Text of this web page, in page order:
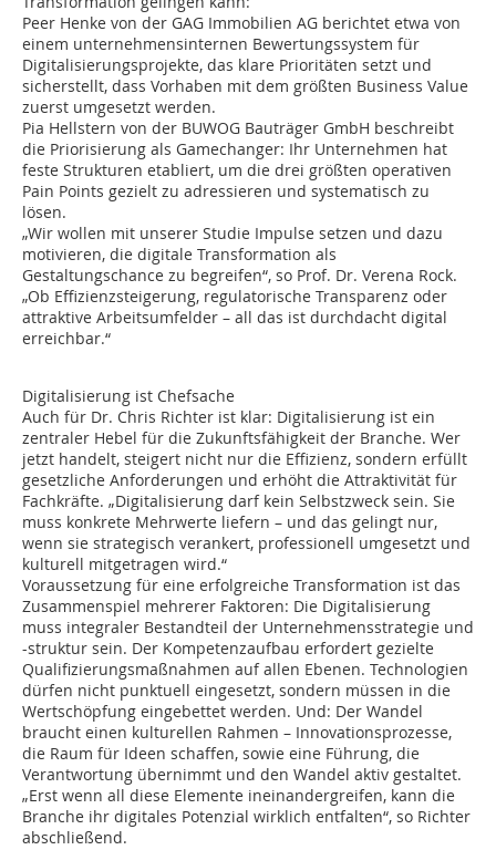
Peer Henke von der GAG Immobilien AG berichtet etwa von
einem unternehmensinternen Bewertungssystem für
Digitalisierungsprojekte, das klare Prioritäten setzt und
sicherstellt, dass Vorhaben mit dem größten Business Value
zuerst umgesetzt werden.
Pia Hellstern von der BUWOG Bauträger GmbH beschreibt
die Priorisierung als Gamechanger: Ihr Unternehmen hat
feste Strukturen etabliert, um die drei größten operativen
Pain Points gezielt zu adressieren und systematisch zu
lösen.
„Wir wollen mit unserer Studie Impulse setzen und dazu
motivieren, die digitale Transformation als
Gestaltungschance zu begreifen“, so Prof. Dr. Verena Rock.
„Ob Effizienzsteigerung, regulatorische Transparenz oder
attraktive Arbeitsumfelder – all das ist durchdacht digital
erreichbar.“
Digitalisierung ist Chefsache
Auch für Dr. Chris Richter ist klar: Digitalisierung ist ein
zentraler Hebel für die Zukunftsfähigkeit der Branche. Wer
jetzt handelt, steigert nicht nur die Effizienz, sondern erfüllt
gesetzliche Anforderungen und erhöht die Attraktivität für
Fachkräfte. „Digitalisierung darf kein Selbstzweck sein. Sie
muss konkrete Mehrwerte liefern – und das gelingt nur,
wenn sie strategisch verankert, professionell umgesetzt und
kulturell mitgetragen wird.“
Voraussetzung für eine erfolgreiche Transformation ist das
Zusammenspiel mehrerer Faktoren: Die Digitalisierung
muss integraler Bestandteil der Unternehmensstrategie und
-struktur sein. Der Kompetenzaufbau erfordert gezielte
Qualifizierungsmaßnahmen auf allen Ebenen. Technologien
dürfen nicht punktuell eingesetzt, sondern müssen in die
Wertschöpfung eingebettet werden. Und: Der Wandel
braucht einen kulturellen Rahmen – Innovationsprozesse,
die Raum für Ideen schaffen, sowie eine Führung, die
Verantwortung übernimmt und den Wandel aktiv gestaltet.
„Erst wenn all diese Elemente ineinandergreifen, kann die
Branche ihr digitales Potenzial wirklich entfalten“, so Richter
abschließend.